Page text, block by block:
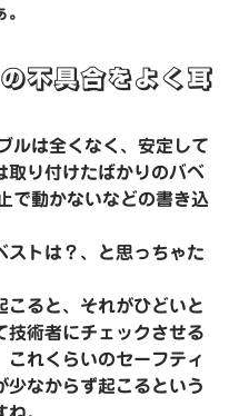
不具合をよく耳
ルは全くなく、安定して
取り付けたばかりのバベ
で動かないなどの書き込
ストは？、と思っちゃた
こると、それがひどいと
技術者にチェックさせる
れくらいのセーフティ
少なからず起こるという